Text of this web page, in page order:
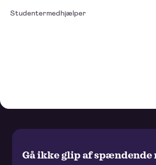
Studentermedhjælper
Gå ikke glip af spændende